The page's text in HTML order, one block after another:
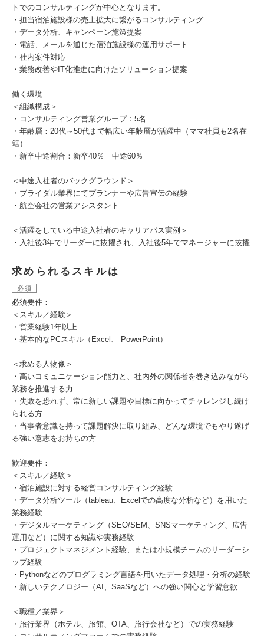
トでのコンサルティングが中心となります。
・担当宿泊施設様の売上拡大に繋がるコンサルティング
・データ分析、キャンペーン施策提案
・電話、メールを通じた宿泊施設様の運用サポート
・社内案件対応
・業務改善やIT化推進に向けたソリューション提案
働く環境
＜組織構成＞
・コンサルティング営業グループ：5名
・年齢層：20代～50代まで幅広い年齢層が活躍中（ママ社員も2名在
籍）
・新卒中途割合：新卒40％ 中途60％
＜中途入社者のバックグラウンド＞
・ブライダル業界にてプランナーや広告宣伝の経験
・航空会社の営業アシスタント
＜活躍をしている中途入社者のキャリアパス実例＞
・入社後3年でリーダーに抜擢され、入社後5年でマネージャーに抜擢
求められるスキルは
必須
必須要件：
＜スキル／経験＞
・営業経験1年以上
・基本的なPCスキル（Excel、 PowerPoint）
＜求める人物像＞
・高いコミュニケーション能力と、社内外の関係者を巻き込みながら
業務を推進する力
・失敗を恐れず、常に新しい課題や目標に向かってチャレンジし続け
られる方
・当事者意識を持って課題解決に取り組み、どんな環境でもやり遂げ
る強い意志をお持ちの方
歓迎要件：
＜スキル／経験＞
・宿泊施設に対する経営コンサルティング経験
・データ分析ツール（tableau、Excelでの高度な分析など）を用いた
業務経験
・デジタルマーケティング（SEO/SEM、SNSマーケティング、広告
運用など）に関する知識や実務経験
・プロジェクトマネジメント経験、または小規模チームのリーダーシ
ップ経験
・Pythonなどのプログラミング言語を用いたデータ処理・分析の経験
・新しいテクノロジー（AI、SaaSなど）への強い関心と学習意欲
＜職種／業界＞
・旅行業界（ホテル、旅館、OTA、旅行会社など）での実務経験